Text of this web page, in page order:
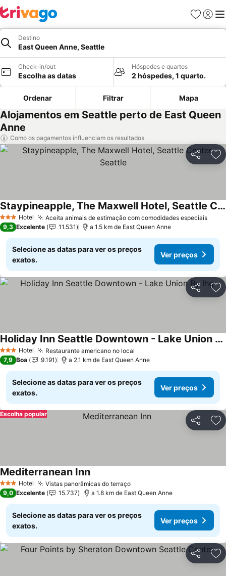
Favoritos
Iniciar
Destino
East Queen Anne, Seattle
Check-in/out
Escolha as datas
Hóspedes e quartos
2 hóspedes, 1 quarto.
Ordenar Filtrar Mapa
Alojamentos em Seattle perto de East Queen
Anne
Como os pagamentos influenciam os resultados
Partilhar
3 EstrelasHotel Aceita animais de estimação com comodidades especiais
Staypineapple, The Maxwell Hotel, Seattle Center Seattle
9,3 Excelente 11.531 a 1.5 km de East Queen Anne
Selecione as datas para ver os preços
exatos.
Ver preços
Partilhar
3 EstrelasHotel Restaurante americano no local
Holiday Inn Seattle Downtown - Lake Union By Ihg
7,9 Boa 9.191 a 2.1 km de East Queen Anne
Selecione as datas para ver os preços
exatos.
Ver preços
Partilhar
Escolha popular
3 EstrelasHotel Vistas panorâmicas do terraço
Mediterranean Inn
9,0 Excelente 15.737 a 1.8 km de East Queen Anne
Selecione as datas para ver os preços
exatos.
Ver preços
Partilhar